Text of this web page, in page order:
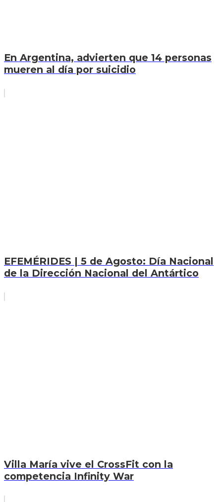
En Argentina, advierten que 14 personas
mueren al día por suicidio
EFEMÉRIDES | 5 de Agosto: Día Nacional
de la Dirección Nacional del Antártico
Villa María vive el CrossFit con la
competencia Infinity War